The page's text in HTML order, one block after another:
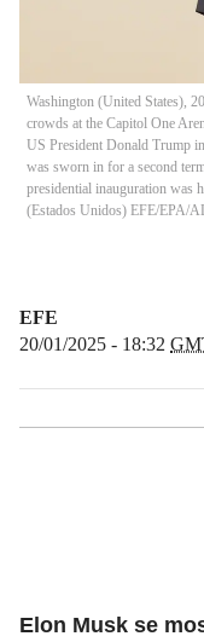
Washington (United States),
crowds at the Capitol One
US President Donald Trump
was sworn in for a second
presidential inauguration was
(Estados Unidos) EFE/EPA/
EFE
20/01/2025 - 18:32
Elon Musk se